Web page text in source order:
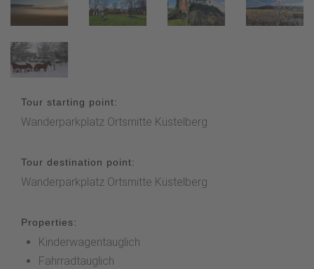
Tour starting point:
Wanderparkplatz Ortsmitte Küstelberg
Tour destination point:
Wanderparkplatz Ortsmitte Küstelberg
Properties:
Kinderwagentauglich
Fahrradtauglich